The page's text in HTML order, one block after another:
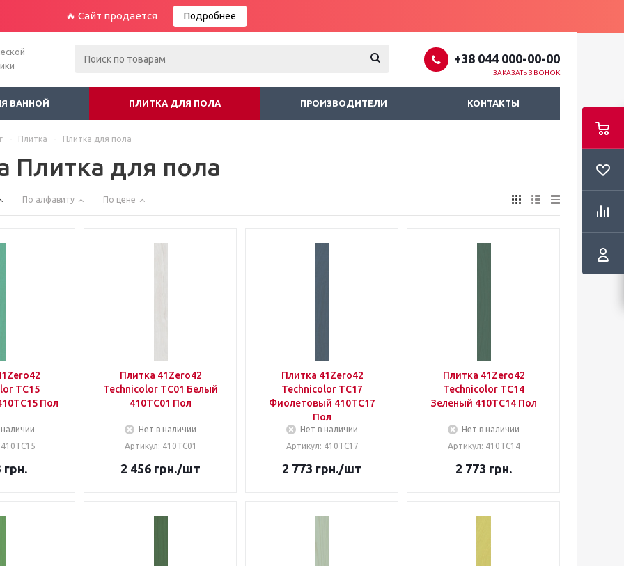
🔥 Сайт продается Подробнее
+38 044 000-00-00
ЗАКАЗАТЬ ЗВОНОК
ВАННОЙ ПЛИТКА ДЛЯ ПОЛА ПРОИЗВОДИТЕЛИ КОНТАКТЫ
- Плитка - Плитка для пола
Плитка для пола
По алфавиту По цене
TC15
Пол
грн.
Плитка 41Zero42
Technicolor TC01 Белый
410TC01 Пол
Нет в наличии
Артикул: 410TC01
2 456 грн./шт
Плитка 41Zero42
Technicolor TC17
Фиолетовый 410TC17
Пол
Нет в наличии
Артикул: 410TC17
2 773 грн./шт
Плитка 41Zero42
Technicolor TC14
Зеленый 410TC14 Пол
Нет в наличии
Артикул: 410TC14
2 773 грн.